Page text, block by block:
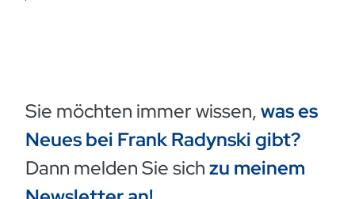
Sie möchten immer wissen,was es
Neues bei Frank Radynski gibt?
Dann melden Sie sichzu meinem